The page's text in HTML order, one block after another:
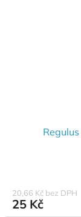
20,66 Kč bez DPH
25 Kč